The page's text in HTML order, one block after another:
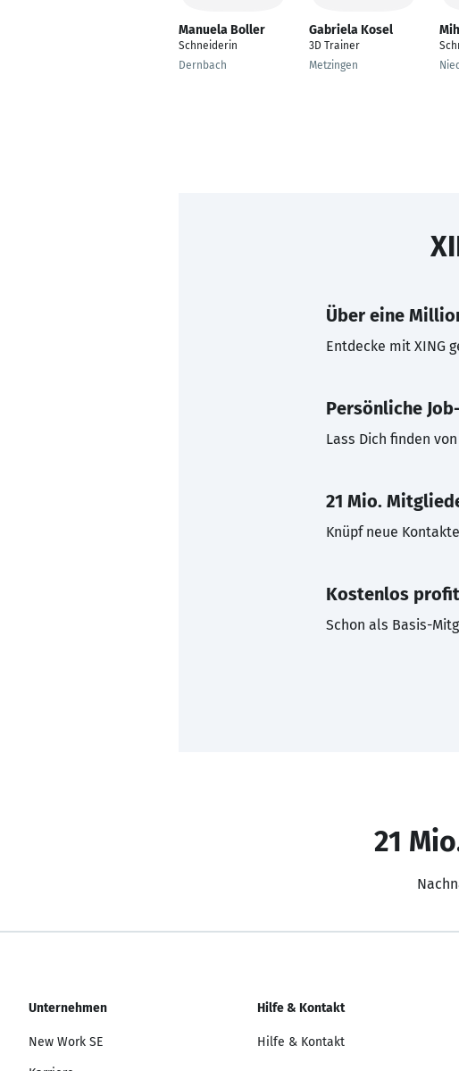
Manuela Boller
Schneiderin
Dernbach
Gabriela Kosel
3D Trainer
Metzingen
Über eine
Entdecke mit XING
Persönliche
Lass Dich finden
21 Mio.
Knüpf neue
Kostenlos
Schon als Basis-
21
Unternehmen
New Work SE
Hilfe & Kontakt
Hilfe & Kontakt